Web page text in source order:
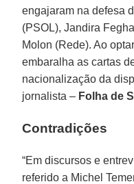
engajaram na defesa
(PSOL), Jandira
Molon (Rede). Ao
embaralha as cartas
nacionalização da
jornalista – Folha de
Contradições
“Em discursos e
referido a Michel